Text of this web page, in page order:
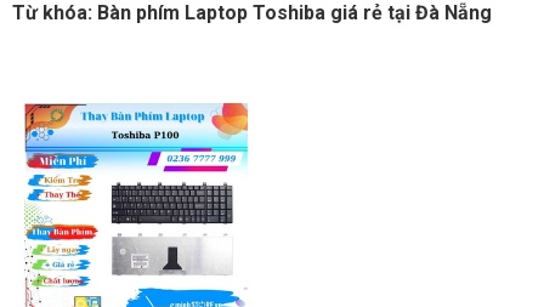
Từ khóa: Bàn phím Laptop Toshiba giá rẻ tại Đà Nẵng